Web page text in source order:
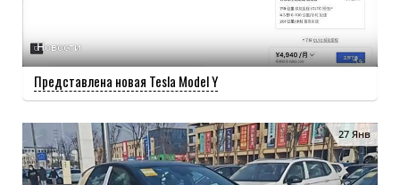
Новости
Представлена новая Tesla Model Y
27 Янв